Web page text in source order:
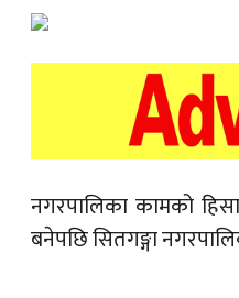
नगरपालिका कामको
बनेपछि सितगङ्गा